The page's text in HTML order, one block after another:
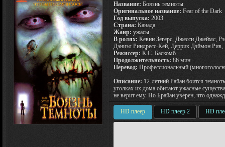
Название: Боязнь темноты
Оригинальное название: Fear of the Dark
Год выпуска: 2003
Страна: Канада
Жанр: ужасы
В ролях: Кевин Зегерс, Джесси Джеймс,
Дэниэл Риндресс-Кей, Деррик Дэймон Рив,
Режиссер: К.С. Баскомб
Продолжительность: 86 мин.
Перевод: Профессиональный
Описание: 12-летний Райан боится
уголках их дома обитают ужасные
не верит ему. Но Брайан уверен, что
HD плеер HD плеер 2 HD